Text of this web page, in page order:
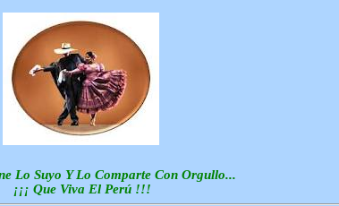
Lo Suyo Y Lo Comparte Con Orgullo...
¡¡¡ Que Viva El Perú !!!